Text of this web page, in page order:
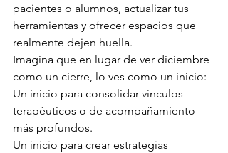
pacientes o alumnos, actualizar tus
herramientas y ofrecer espacios que
realmente dejen huella.
Imagina que en lugar de ver diciembre
como un cierre, lo ves como un inicio:
Un inicio para consolidar vínculos
terapéuticos o de acompañamiento
más profundos.
Un inicio para crear estrategias